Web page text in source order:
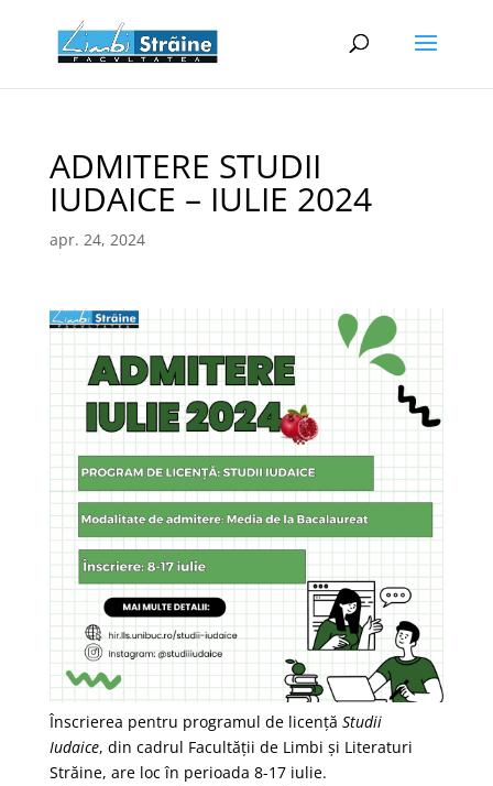
ADMITERE STUDII
IUDAICE – IULIE 2024
apr. 24, 2024
Înscrierea pentru programul de licență Studii
Iudaice, din cadrul Facultății de Limbi și Literaturi
Străine, are loc în perioada 8-17 iulie.